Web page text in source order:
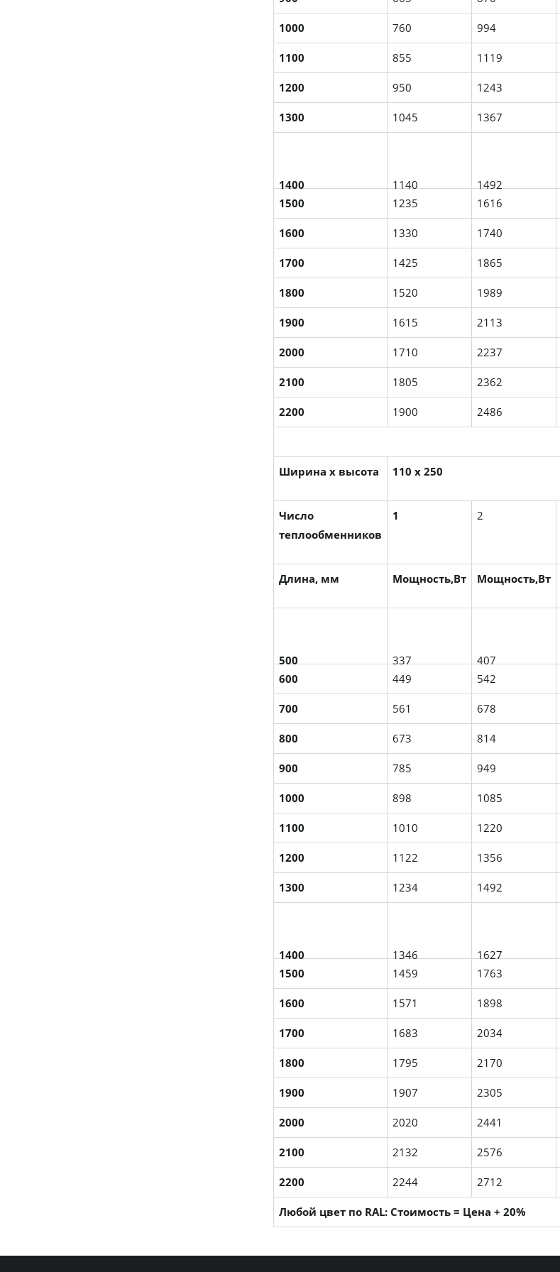
1000 760 994
1100 855 1119
1200 950 1243
1300 1045 1367
1400 1140 1492
1500
1235 1616
1600 1330 1740
1700 1425 1865
1800 1520 1989
1900 1615 2113
2000 1710 2237
2100 1805 2362
2200 1900 2486
Ширина х высота 110 х 250
Число
теплообменников
1 2
Длина, мм Мощность,Вт Мощность,Вт
500 337 407
600
449 542
700 561 678
800 673 814
900 785 949
1000 898 1085
1100 1010 1220
1200 1122 1356
1300 1234 1492
1400 1346 1627
1500
1459 1763
1600 1571 1898
1700 1683 2034
1800 1795 2170
1900 1907 2305
2000 2020 2441
2100 2132 2576
2200 2244 2712
Любой цвет по RAL: Стоимость = Цена + 20%